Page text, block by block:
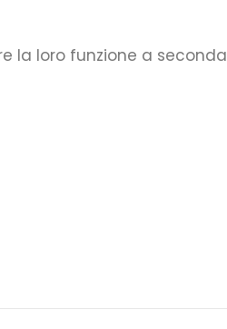
la loro funzione a seconda